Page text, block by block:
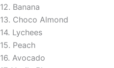
12. Banana
13. Choco Almond
14. Lychees
15. Peach
16. Avocado